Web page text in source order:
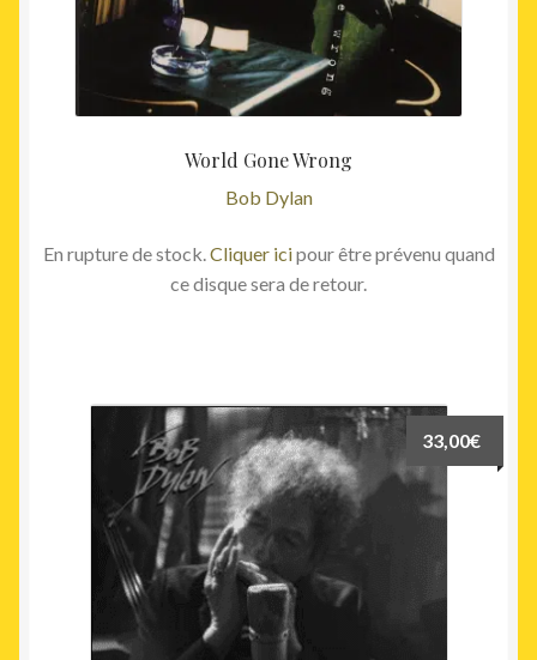
World Gone Wrong
Bob Dylan
En rupture de stock.Cliquer icipour être prévenu quand
ce disque sera de retour.
33,00€